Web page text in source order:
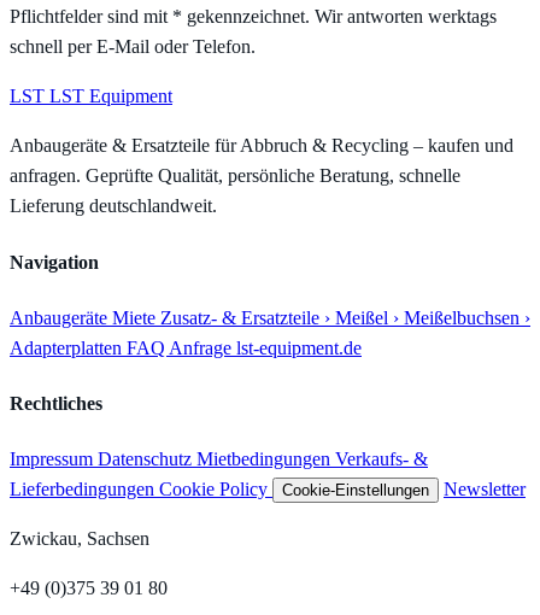
Pflichtfelder sind mit * gekennzeichnet. Wir antworten werktags
schnell per E-Mail oder Telefon.
LST LST Equipment
Anbaugeräte & Ersatzteile für Abbruch & Recycling – kaufen und
anfragen. Geprüfte Qualität, persönliche Beratung, schnelle
Lieferung deutschlandweit.
Navigation
Anbaugeräte Miete Zusatz- & Ersatzteile › Meißel › Meißelbuchsen ›
Adapterplatten FAQ Anfrage lst-equipment.de
Rechtliches
Impressum Datenschutz Mietbedingungen Verkaufs- &
Lieferbedingungen Cookie Policy Cookie-Einstellungen Newsletter
Zwickau, Sachsen
+49 (0)375 39 01 80